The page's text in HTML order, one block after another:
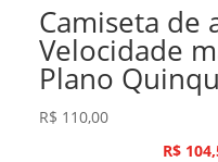
Camiseta de
Velocidade
Plano
R$ 110,00
R$